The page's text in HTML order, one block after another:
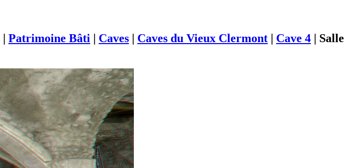
| Patrimoine Bâti | Caves | Caves du Vieux Clermont | Cave 4 | Salle